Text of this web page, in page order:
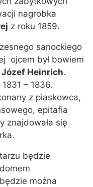
nagrobka
z roku 1859.
sanockiego
ojcem był bowiem
Józef Heinrich.
– 1836.
z piaskowca,
epitafia
znajdowała się
będzie
można